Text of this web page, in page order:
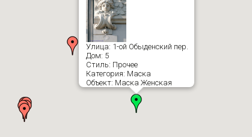
Улица: 1-ой Обыденский пер.
Дом: 5
Стиль: Прочее
Категория: Маска
Объект: Маска Женская